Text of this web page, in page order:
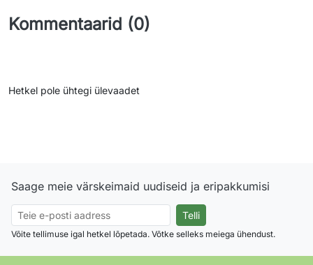
Kommentaarid (0)
Hetkel pole ühtegi ülevaadet
Saage meie värskeimaid uudiseid ja eripakkumisi
Võite tellimuse igal hetkel lõpetada. Võtke selleks meiega ühendust.